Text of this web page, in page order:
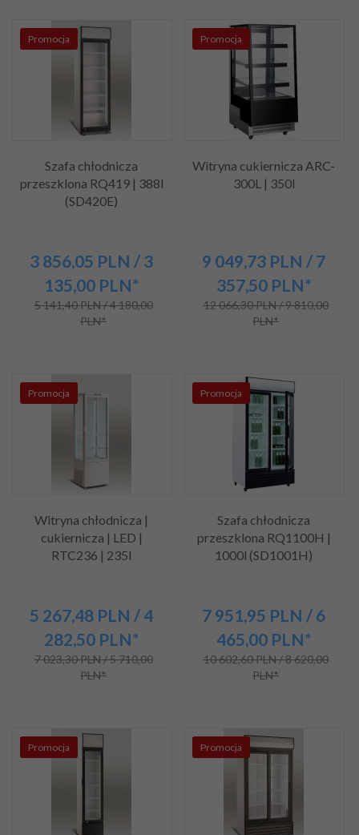
Promocja
Szafa chłodnicza
przeszklona RQ419 | 388l
(SD420E)
3 856,05 PLN / 3
135,00 PLN*
5 141,40 PLN / 4 180,00
PLN*
Promocja
Witryna cukiernicza ARC-
300L | 350l
9 049,73 PLN / 7
357,50 PLN*
12 066,30 PLN / 9 810,00
PLN*
Promocja
Witryna chłodnicza |
cukiernicza | LED |
RTC236 | 235l
5 267,48 PLN / 4
282,50 PLN*
7 023,30 PLN / 5 710,00
PLN*
Promocja
Szafa chłodnicza
przeszklona RQ1100H |
1000l (SD1001H)
7 951,95 PLN / 6
465,00 PLN*
10 602,60 PLN / 8 620,00
PLN*
Promocja Promocja